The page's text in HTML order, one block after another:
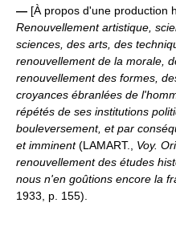
— [À propos d'une production
Renouvellement artistique,
sciences, des arts, des
renouvellement de la morale,
renouvellement des formes,
croyances ébranlées de
répétés de ses institutions
bouleversement, et par
et imminent(LAMART., Voy.
renouvellement des études
nous n'en goûtions encore la
1933, p. 155).